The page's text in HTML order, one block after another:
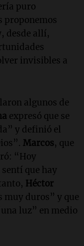
puro
desde allí,
invisibles a
algunos de
expresó que se
y definió el
Marcos, que
“Hoy
que hay
Héctor
muy duros” y que
luz” en medio